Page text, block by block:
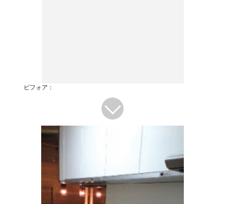
ビフォア：